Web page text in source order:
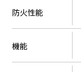
防火性能
機能